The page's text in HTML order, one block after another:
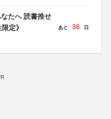
たへ 読書推せ
定》
あと 36 日